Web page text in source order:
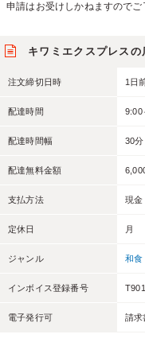
申請はお受けしかねますのでご
キワミエクスプレスの
注文締切日時 1日
配達時間 9:00
配達時間幅 30分
配達無料金額
支払方法 現金
定休日 月
ジャンル 和食
インボイス登録番号
電子発行可 請求